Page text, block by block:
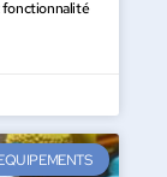
fonctionnalité